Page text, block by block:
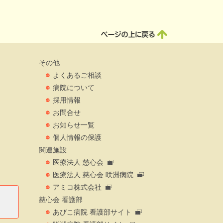
その他
よくあるご相談
病院について
採用情報
お問合せ
お知らせ一覧
個人情報の保護
関連施設
医療法人 慈心会
医療法人 慈心会 咲洲病院
アミコ株式会社
慈心会 看護部
あびこ病院 看護部サイト